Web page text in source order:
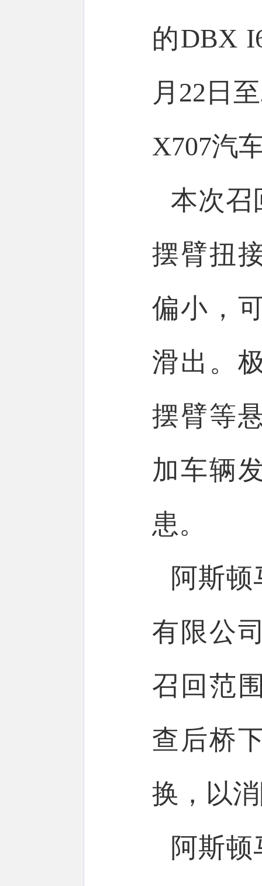
的DBX
月22日
X707汽
本次召
摆臂扭
偏小，
滑出。
摆臂等
加车辆
患。
阿斯
有限公
召回范
查后桥
换，以
阿斯